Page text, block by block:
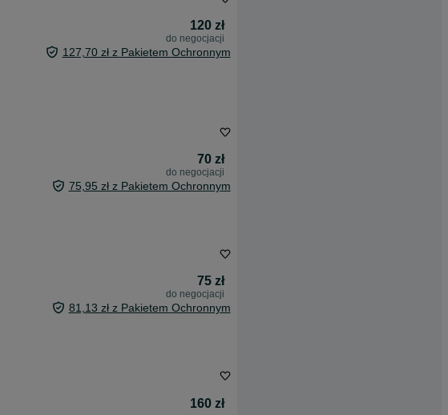
120 zł
do negocjacji
127,70 zł z Pakietem Ochronnym
70 zł
do negocjacji
75,95 zł z Pakietem Ochronnym
75 zł
do negocjacji
81,13 zł z Pakietem Ochronnym
160 zł